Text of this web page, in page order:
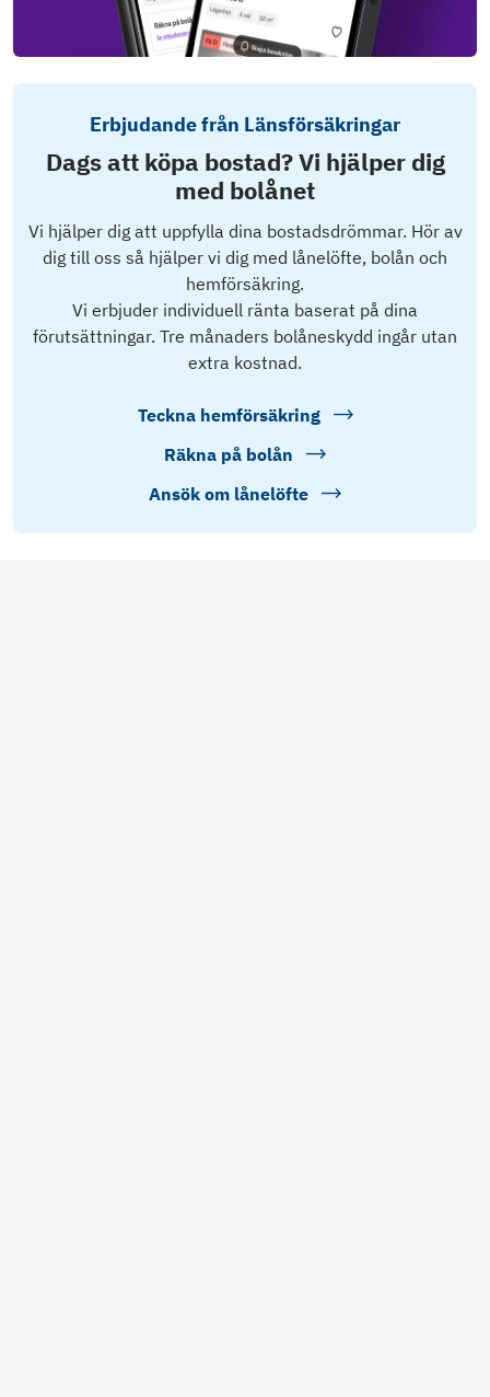
Erbjudande från Länsförsäkringar
Dags att köpa bostad? Vi hjälper dig
med bolånet
Vi hjälper dig att uppfylla dina bostadsdrömmar. Hör av
dig till oss så hjälper vi dig med lånelöfte, bolån och
hemförsäkring.
Vi erbjuder individuell ränta baserat på dina
förutsättningar. Tre månaders bolåneskydd ingår utan
extra kostnad.
Teckna hemförsäkring
Räkna på bolån
Ansök om lånelöfte